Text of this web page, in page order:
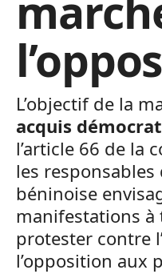
L’objectif de la
acquis
l’article 66 de la
les responsables
béninoise
manifestations à
protester contre
l’opposition aux